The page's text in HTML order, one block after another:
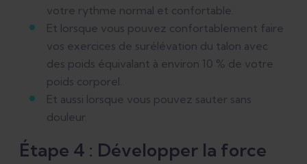
votre rythme normal et confortable.
Et lorsque vous pouvez confortablement faire
vos exercices de surélévation du talon avec
des poids équivalant à environ 10 % de votre
poids corporel.
Et aussi lorsque vous pouvez sauter sans
douleur.
Étape 4 : Développer la force